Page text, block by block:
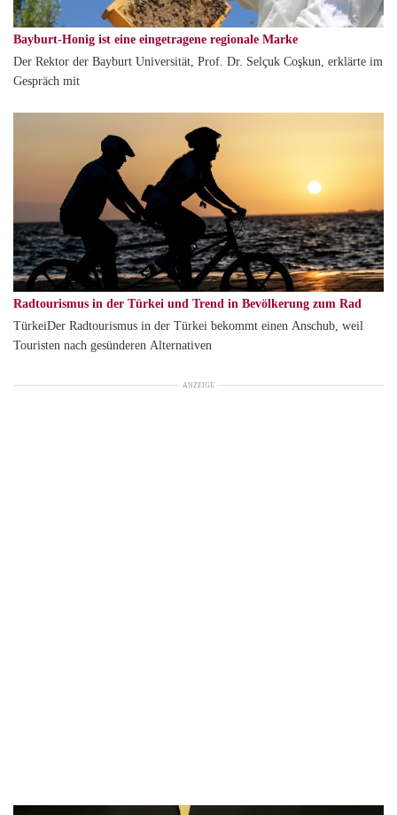
Bayburt-Honig ist eine eingetragene regionale Marke
Der Rektor der Bayburt Universität, Prof. Dr. Selçuk Coşkun, erklärte im
Gespräch mit
Radtourismus in der Türkei und Trend in Bevölkerung zum Rad
TürkeiDer Radtourismus in der Türkei bekommt einen Anschub, weil
Touristen nach gesünderen Alternativen
ANZEIGE